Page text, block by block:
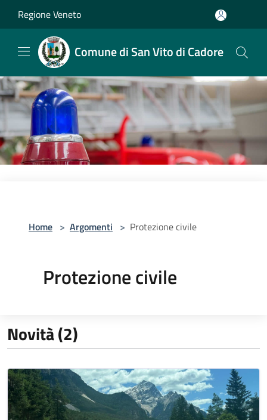
Regione Veneto
Comune di San Vito di Cadore
Home > Argomenti > Protezione civile
Protezione civile
Novità (2)